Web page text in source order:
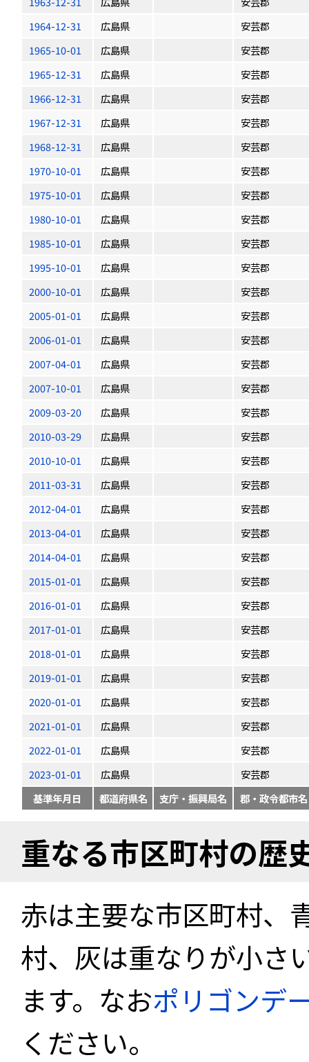
1964-12-31
広島県
安芸郡
1965-10-01
広島県
安芸郡
1965-12-31
広島県
安芸郡
1966-12-31
広島県
安芸郡
1967-12-31
広島県
安芸郡
1968-12-31
広島県
安芸郡
1970-10-01
広島県
安芸郡
1975-10-01
広島県
安芸郡
1980-10-01
広島県
安芸郡
1985-10-01
広島県
安芸郡
1995-10-01
広島県
安芸郡
2000-10-01
広島県
安芸郡
2005-01-01
広島県
安芸郡
2006-01-01
広島県
安芸郡
2007-04-01
広島県
安芸郡
2007-10-01
広島県
安芸郡
2009-03-20
広島県
安芸郡
2010-03-29
広島県
安芸郡
2010-10-01
広島県
安芸郡
2011-03-31
広島県
安芸郡
2012-04-01
広島県
安芸郡
2013-04-01
広島県
安芸郡
2014-04-01
広島県
安芸郡
2015-01-01
広島県
安芸郡
2016-01-01
広島県
安芸郡
2017-01-01
広島県
安芸郡
2018-01-01
広島県
安芸郡
2019-01-01
広島県
安芸郡
2020-01-01
広島県
安芸郡
2021-01-01
広島県
安芸郡
2022-01-01
広島県
安芸郡
2023-01-01
広島県
安芸郡
基準年月日
都道府県名 支庁・振興局名 郡・政令都市名
重なる市区町村の歴
赤は主要な市区町村、
村、灰は重なりが小さ
ます。なおポリゴンデ
ください。